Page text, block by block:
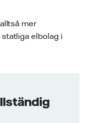
mer
elbolag i